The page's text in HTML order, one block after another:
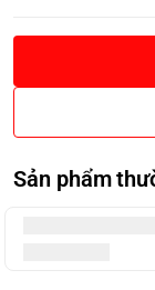
Sản phẩm